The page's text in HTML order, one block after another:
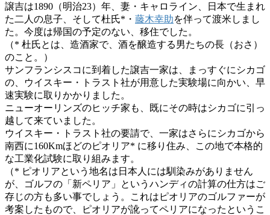
譲吉は1890（明治23）年、妻・キャロライン、日本で生まれ
た二人の息子、そして杜氏*・ 藤木幸助を伴って渡米しまし
た。今度は帰国の予定のない、移住でした。
（* 杜氏とは、造酒家で、酒を醸造する男たちの長（おさ）
のこと。）
サンフランシスコに到着した譲吉一家は、まっすぐにシカゴ
の、ウイスキー・トラスト社が用意した実験場に向かい、早
速実験に取りかかりました。
ニューオーリンズのヒッチ家も、既にその時はシカゴに引っ
越して来ていました。
ウイスキー・トラスト社の要請で、一家はさらにシカゴから
南西に160Kmほどのピオリア* に移り住み、この地で本格的
な工業化試験に取り組みます。
（* ピオリアという地名は日本人には馴染みがありません
が、ゴルフの「新ペリア」というハンディの計算の仕方はご
存じの方も多い事でしょう。これはピオリアのゴルファーが
考案したもので、ピオリアが訛ってペリアになったというこ